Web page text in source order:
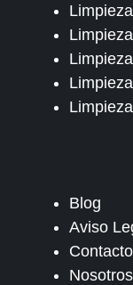
Blog
Aviso
Contacto
Nosotros